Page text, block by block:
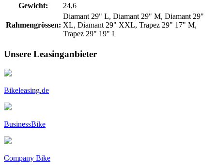
Gewicht:
24,6
Rahmengrössen:
Diamant 29" L, Diamant 29" M, Diamant 29"
XL, Diamant 29" XXL, Trapez 29" 17" M,
Trapez 29" 19" L
Unsere Leasinganbieter
Bikeleasing.de
BusinessBike
Company Bike